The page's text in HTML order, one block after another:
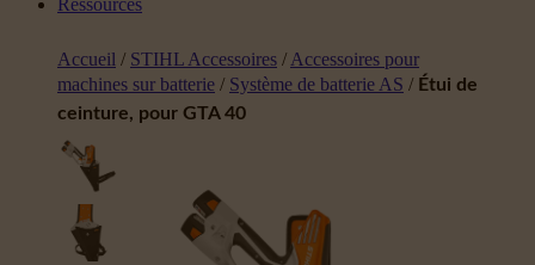
Ressources
Accueil / STIHL Accessoires / Accessoires pour
machines sur batterie / Système de batterie AS / Étui de
ceinture, pour GTA 40